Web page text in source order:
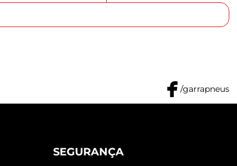
/garrapneus
SEGURANÇA